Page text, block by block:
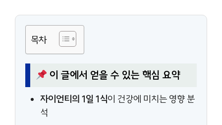
목차
이 글에서 얻을 수 있는 핵심 요약
자이언티의 1일 1식이 건강에 미치는 영향 분
석